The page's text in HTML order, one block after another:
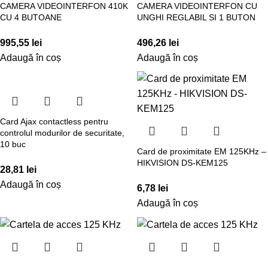
CAMERA VIDEOINTERFON 410K
CU 4 BUTOANE
995,55 lei
Adaugă în coș
CAMERA VIDEOINTERFON CU
UNGHI REGLABIL SI 1 BUTON
496,26 lei
Adaugă în coș
Card Ajax contactless pentru
controlul modurilor de securitate,
10 buc
28,81 lei
Adaugă în coș
Card de proximitate EM 125KHz –
HIKVISION DS-KEM125
6,78 lei
Adaugă în coș